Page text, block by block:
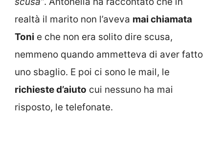
realtà il marito non l’aveva mai chiamata
Toni e che non era solito dire scusa,
nemmeno quando ammetteva di aver fatto
uno sbaglio. E poi ci sono le mail, le
richieste d’aiuto cui nessuno ha mai
risposto, le telefonate.